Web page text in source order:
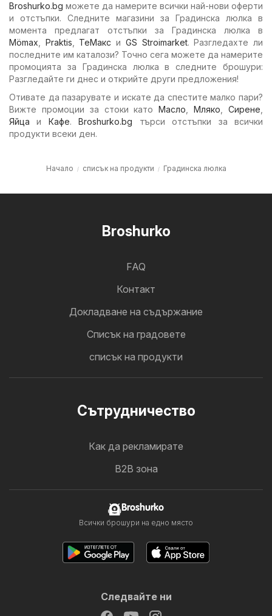
Broshurko.bg можете да намерите всички най-нови оферти
и отстъпки. Следните магазини за Градинска люлка в
момента предлагат отстъпки за Градинска люлка в
Mömax
Praktis ТеMакс и GS Stroimarket. Разгледахте ли
последните им каталози? Точно сега можете да намерите
промоцията за Градинска люлка в следните брошури:
Разгледайте ги днес и открийте други предложения!
Отивате да пазарувате и искате да спестите малко пари?
Вижте промоции за стоки катоМасло ,Мляко ,Сирене
Яйца и Кафе.Broshurko.bg търси отстъпки за всички
продукти всеки ден.
Начало списък на продукти Градинска люлка
Broshurko
FAQ
Контакт
Докладване на съдържание
Cписък на градовете
списък на продукти
Cътрудничество
Как да рекламирате
B2B зона
Broshurko
Всички брошури на едно място
Следвайте ни